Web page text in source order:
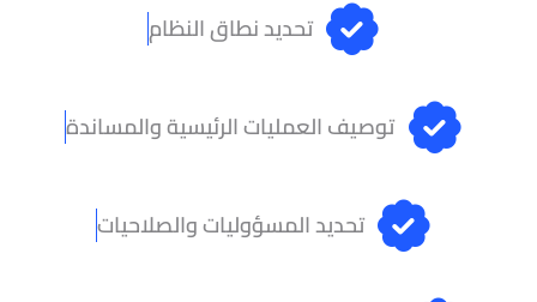
تحديد نطاق النظام
توصيف العمليات الرئيسية والمساندة
تحديد المسؤوليات والصلاحيات